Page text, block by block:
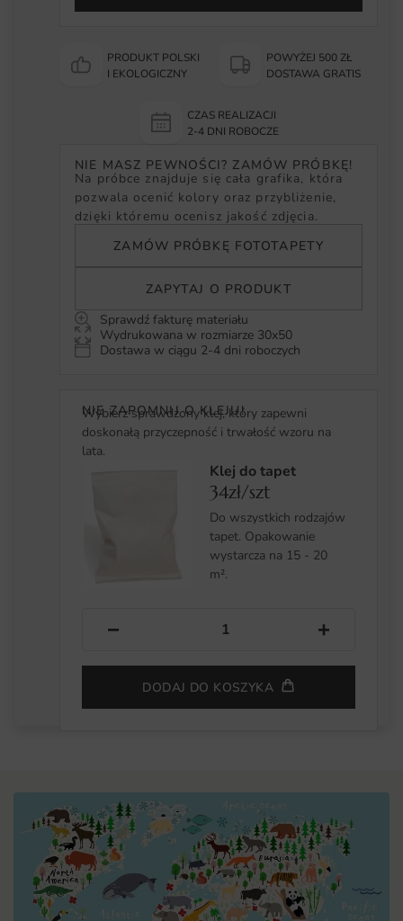
PRODUKT POLSKI
I EKOLOGICZNY
POWYŻEJ 500 ZŁ
DOSTAWA GRATIS
CZAS REALIZACJI
2-4 DNI ROBOCZE
NIE MASZ PEWNOŚCI? ZAMÓW PRÓBKĘ!
Na próbce znajduje się cała grafika, która
pozwala ocenić kolory oraz przybliżenie,
dzięki któremu ocenisz jakość zdjęcia.
ZAMÓW PRÓBKĘ FOTOTAPETY
ZAPYTAJ O PRODUKT
Sprawdź fakturę materiału
Wydrukowana w rozmiarze 30x50
Dostawa w ciągu 2-4 dni roboczych
NIE ZAPOMNIJ O KLEJU!
Wybierz sprawdzony klej, który zapewni
doskonałą przyczepność i trwałość wzoru na
lata.
Klej do tapet
34zł/szt
Do wszystkich rodzajów
tapet. Opakowanie
wystarcza na 15 - 20
m².
− +
DODAJ DO KOSZYKA